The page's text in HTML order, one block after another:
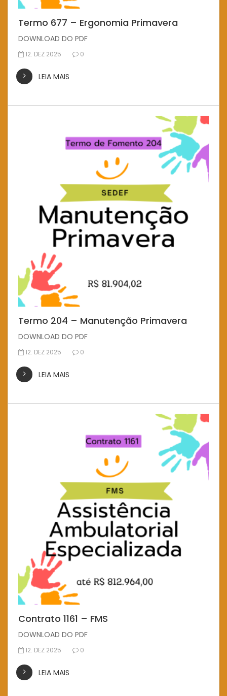
Termo 677 – Ergonomia Primavera
DOWNLOAD DO PDF
12. DEZ 2025 0
LEIA MAIS
Termo 204 – Manutenção Primavera
DOWNLOAD DO PDF
12. DEZ 2025 0
LEIA MAIS
Contrato 1161 – FMS
DOWNLOAD DO PDF
12. DEZ 2025 0
LEIA MAIS